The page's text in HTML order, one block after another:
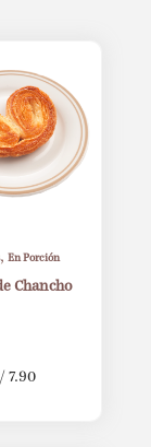
,En Porción
Chancho
7.90